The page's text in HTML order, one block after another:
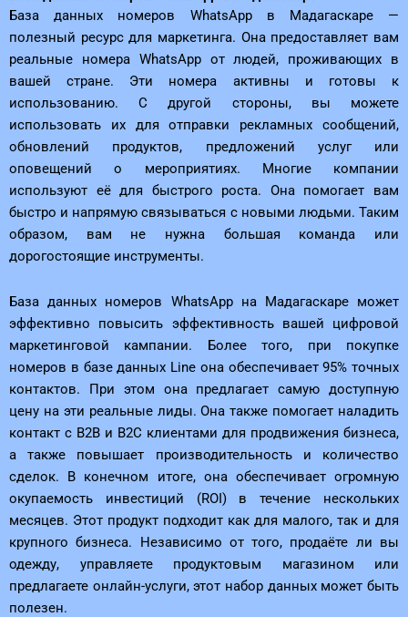
База данных номеров WhatsApp в Мадагаскаре —
полезный ресурс для маркетинга. Она предоставляет вам
реальные номера WhatsApp от людей, проживающих в
вашей стране. Эти номера активны и готовы к
использованию. С другой стороны, вы можете
использовать их для отправки рекламных сообщений,
обновлений продуктов, предложений услуг или
оповещений о мероприятиях. Многие компании
используют её для быстрого роста. Она помогает вам
быстро и напрямую связываться с новыми людьми. Таким
образом, вам не нужна большая команда или
дорогостоящие инструменты.
База данных номеров WhatsApp на Мадагаскаре может
эффективно повысить эффективность вашей цифровой
маркетинговой кампании. Более того, при покупке
номеров в базе данных Line она обеспечивает 95% точных
контактов. При этом она предлагает самую доступную
цену на эти реальные лиды. Она также помогает наладить
контакт с B2B и B2C клиентами для продвижения бизнеса,
а также повышает производительность и количество
сделок. В конечном итоге, она обеспечивает огромную
окупаемость инвестиций (ROI) в течение нескольких
месяцев. Этот продукт подходит как для малого, так и для
крупного бизнеса. Независимо от того, продаёте ли вы
одежду, управляете продуктовым магазином или
предлагаете онлайн-услуги, этот набор данных может быть
полезен.